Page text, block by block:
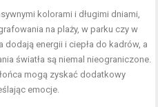
kolorami i długimi dniami,
na plaży, w parku czy w
dodają energii i ciepła do kadrów, a
światła są niemal nieograniczone.
mogą zyskać dodatkowy
emocje.